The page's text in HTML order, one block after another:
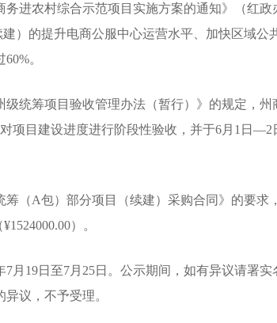
农村综合示范项目实施方案的通知》（红政
）的提升电商公服中心运营水平、加快区域公
。
筹项目验收管理办法（暂行）》的规定，州
项目建设进度进行阶段性验收，并于6月1日
A包）部分项目（续建）采购合同》的要求
）。
19日至7月25日。公示期间，如有异议请署实
议，不予受理。